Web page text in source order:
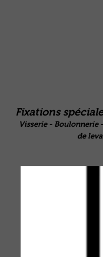
Fixations
Visserie - Boulonnerie
de